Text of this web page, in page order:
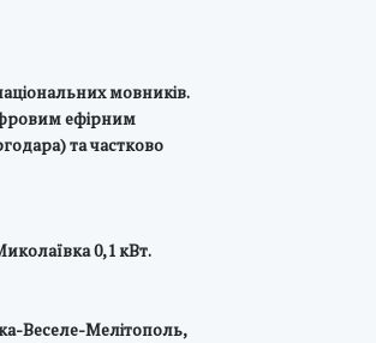
мовників.
ефірним
та частково
0,1 кВт.
Веселе-Мелітополь,